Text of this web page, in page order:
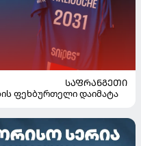
ᲡᲐᲤᲠᲐᲜᲒᲔᲗᲘ
ფეხბურთელი დაიმატა